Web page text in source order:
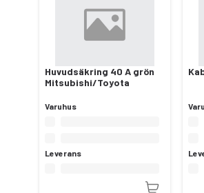
Huvudsäkring 40 A grön
Mitsubishi/Toyota
Varuhus
Leverans